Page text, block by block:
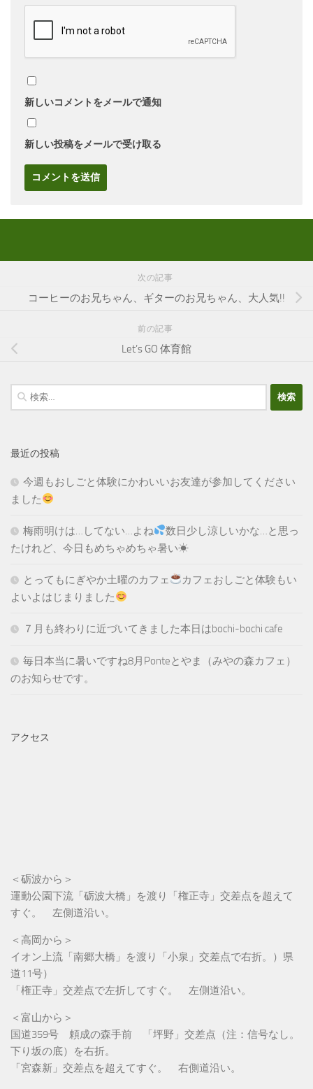
新しいコメントをメールで通知
新しい投稿をメールで受け取る
次の記事
コーヒーのお兄ちゃん、ギターのお兄ちゃん、大人気!!
前の記事
Let’s GO 体育館
検
索:
最近の投稿
今週もおしごと体験にかわいいお友達が参加してください
ました
梅雨明けは…してない…よね
数日少し涼しいかな…と思っ
たけれど、今日もめちゃめちゃ暑い☀
とってもにぎやか土曜のカフェ
カフェおしごと体験もい
よいよはじまりました
７月も終わりに近づいてきました本日はbochi-bochi cafe
毎日本当に暑いですね8月Ponteとやま（みやの森カフェ）
のお知らせです。
アクセス
＜砺波から＞
運動公園下流「砺波大橋」を渡り「権正寺」交差点を超えて
すぐ。 左側道沿い。
＜高岡から＞
イオン上流「南郷大橋」を渡り「小泉」交差点で右折。）県
道11号）
「権正寺」交差点で左折してすぐ。 左側道沿い。
＜富山から＞
国道359号 頼成の森手前 「坪野」交差点（注：信号なし。
下り坂の底）を右折。
「宮森新」交差点を超えてすぐ。 右側道沿い。